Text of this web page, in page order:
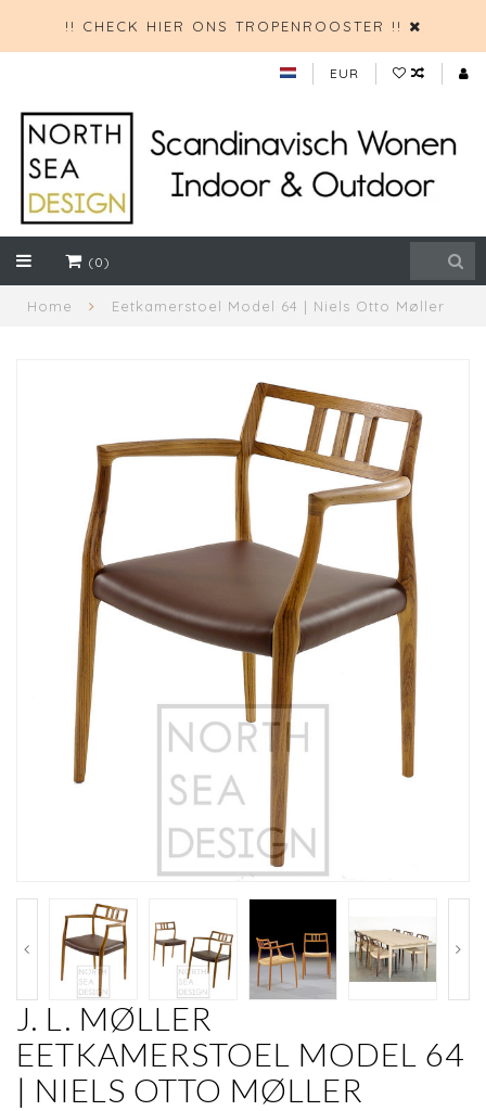
!! CHECK HIER ONS TROPENROOSTER !!
EUR
(0)
Home Eetkamerstoel Model 64 | Niels Otto Møller
J. L. MØLLER
EETKAMERSTOEL MODEL 64
| NIELS OTTO MØLLER